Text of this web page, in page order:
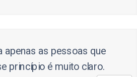
apenas as pessoas que
princípio é muito claro.